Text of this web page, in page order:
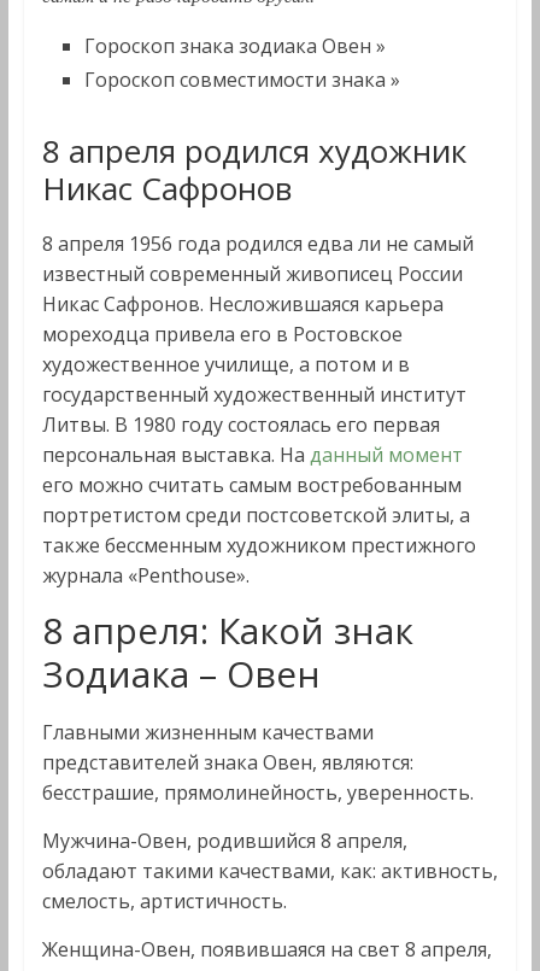
Гороскоп знака зодиака Овен »
Гороскоп совместимости знака »
8 апреля родился художник
Никас Сафронов
8 апреля 1956 года родился едва ли не самый
известный современный живописец России
Никас Сафронов. Несложившаяся карьера
мореходца привела его в Ростовское
художественное училище, а потом и в
государственный художественный институт
Литвы. В 1980 году состоялась его первая
персональная выставка. На данный момент
его можно считать самым востребованным
портретистом среди постсоветской элиты, а
также бессменным художником престижного
журнала «Penthouse».
8 апреля: Какой знак
Зодиака – Овен
Главными жизненным качествами
представителей знака Овен, являются:
бесстрашие, прямолинейность, уверенность.
Мужчина-Овен, родившийся 8 апреля,
обладают такими качествами, как: активность,
смелость, артистичность.
Женщина-Овен, появившаяся на свет 8 апреля,